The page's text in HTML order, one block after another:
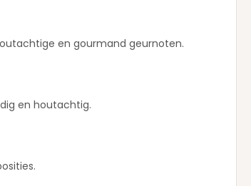
en gourmand geurnoten.
en houtachtig.